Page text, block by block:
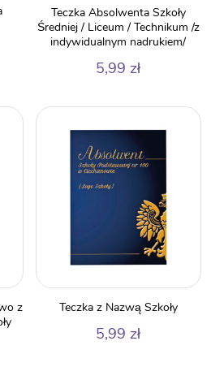
Teczka Absolwenta Szkoły
Średniej / Liceum / Technikum /z
indywidualnym nadrukiem/
5,99 zł
z
Teczka z Nazwą Szkoły
5,99 zł